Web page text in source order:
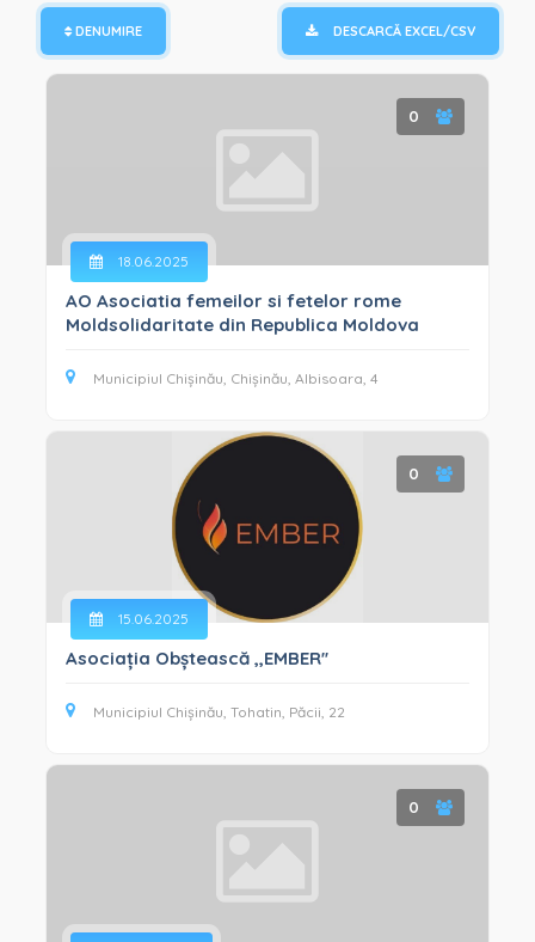
SPRIJIN PENTRU FAMILII ȘI COPII (95)
SPRIJIN PERSOANELOR CU DIZABILITĂȚI (85)
SPRIJIN PERSOANELOR SOCIAL VULNERABILE (110)
INTEGRITATE ȘI ANTICORUPȚIE (33)
GESTIONAREA SITUAȚIILOR DE CRIZĂ (9)
DENUMIRE DESCARCĂ EXCEL/CSV
0
18.06.2025
AO Asociatia femeilor si fetelor rome
Moldsolidaritate din Republica Moldova
Municipiul Chișinău, Chișinău, Albisoara, 4
0
15.06.2025
Asociația Obștească ,,EMBER''
Municipiul Chișinău, Tohatin, Păcii, 22
0